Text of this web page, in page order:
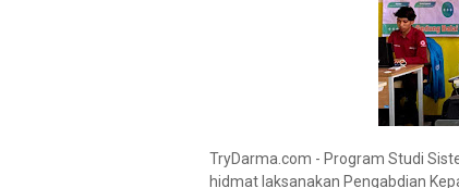
TryDarma.com - Program Studi
hidmat laksanakan Pengabdian